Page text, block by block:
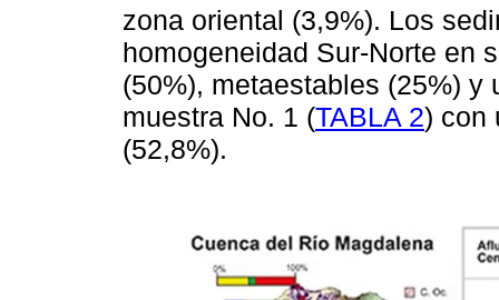
zona oriental (3,9%). Los
homogeneidad Sur-Norte en
(50%), metaestables (25%)
muestra No. 1 (TABLA 2) con
(52,8%).